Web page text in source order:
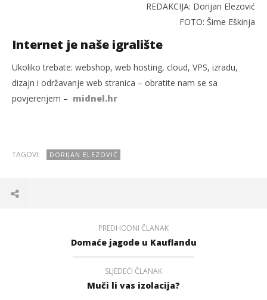
REDAKCIJA: Dorijan Elezović
FOTO: Šime Eškinja
Internet je naše igralište
Ukoliko trebate: webshop, web hosting, cloud, VPS, izradu,
dizajn i održavanje web stranica – obratite nam se sa
povjerenjem – midnel.hr
TAGOVI: DORIJAN ELEZOVIĆ
PREDHODNI ČLANAK
Domaće jagode u Kauflandu
SLJEDEĆI ČLANAK
Muči li vas izolacija?